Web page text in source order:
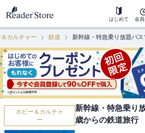
はじめて 会
カルチャー 鉄道 新幹線・特急乗り放題パ
ホビー＆カルチャ
ー
新幹線・特急乗り
歳からの鉄道旅行